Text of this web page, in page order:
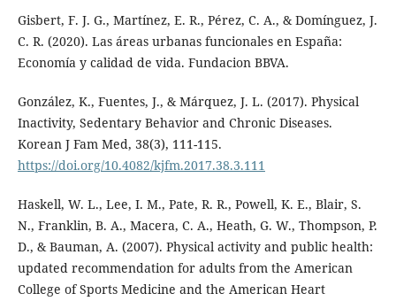
Gisbert, F. J. G., Martínez, E. R., Pérez, C. A., & Domínguez, J.
C. R. (2020). Las áreas urbanas funcionales en España:
Economía y calidad de vida. Fundacion BBVA.
González, K., Fuentes, J., & Márquez, J. L. (2017). Physical
Inactivity, Sedentary Behavior and Chronic Diseases.
Korean J Fam Med, 38(3), 111-115.
https://doi.org/10.4082/kjfm.2017.38.3.111
Haskell, W. L., Lee, I. M., Pate, R. R., Powell, K. E., Blair, S.
N., Franklin, B. A., Macera, C. A., Heath, G. W., Thompson, P.
D., & Bauman, A. (2007). Physical activity and public health:
updated recommendation for adults from the American
College of Sports Medicine and the American Heart